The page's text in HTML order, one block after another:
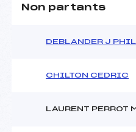
Non partants
DEBLANDER J
CHILTON CEDRIC
LAURENT PERROT